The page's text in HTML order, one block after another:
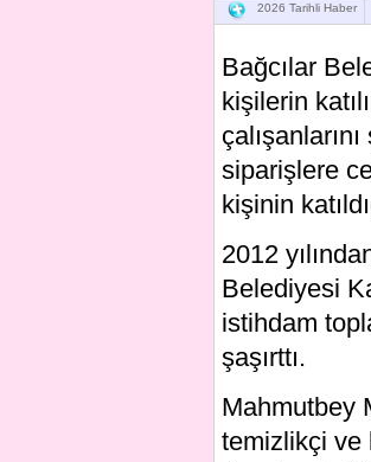
2026 Tarihli Haber
Bağcılar
kişilerin
siparişlere
kişinin
2012
Belediyesi
istihdam
şaşırttı.
Mahmutbey
temizlikçi ve